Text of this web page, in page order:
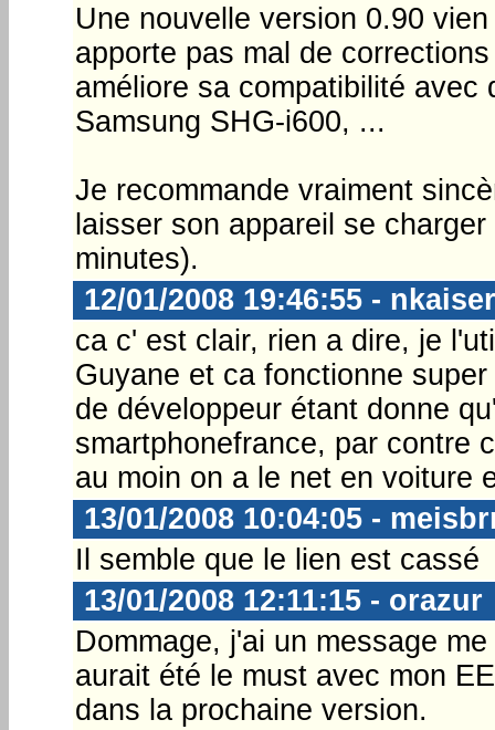
Une nouvelle version 0.90
apporte pas mal de
améliore sa compatibilité
Samsung SHG-i600, ...
Je recommande vraiment
laisser son appareil se
minutes).
12/01/2008 19:46:55 -
ca c' est clair, rien a dire, je
Guyane et ca fonctionne
de développeur étant donne
smartphonefrance, par contre
au moin on a le net en voiture
13/01/2008 10:04:05 -
Il semble que le lien est cassé
13/01/2008 12:11:15 - orazur
Dommage, j'ai un message
aurait été le must avec mon
dans la prochaine version.